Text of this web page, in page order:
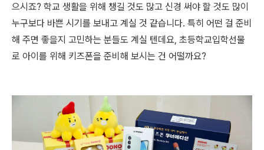
으시죠? 학교 생활을 위해 챙길 것도 많고 신경 써야 할 것도 많이
누구보다 바쁜 시기를 보내고 계실 것 같습니다. 특히 어떤 걸 준비
해 주면 좋을지 고민하는 분들도 계실 텐데요, 초등학교입학선물
로 아이를 위해 키즈폰을 준비해 보시는 건 어떨까요?